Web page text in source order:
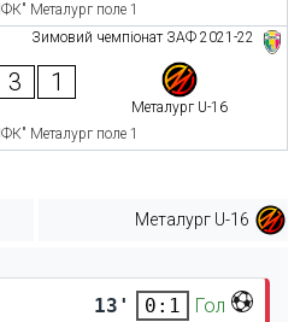
Металург поле 1
Зимовий чемпіонат ЗАФ 2021-22
3 1
Металург U-16
Металург поле 1
Металург U-16
13' 0:1
Гол